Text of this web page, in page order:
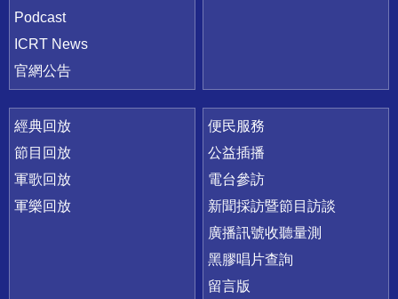
Podcast
ICRT News
官網公告
經典回放
節目回放
軍歌回放
軍樂回放
便民服務
公益插播
電台參訪
新聞採訪暨節目訪談
廣播訊號收聽量測
黑膠唱片查詢
留言版